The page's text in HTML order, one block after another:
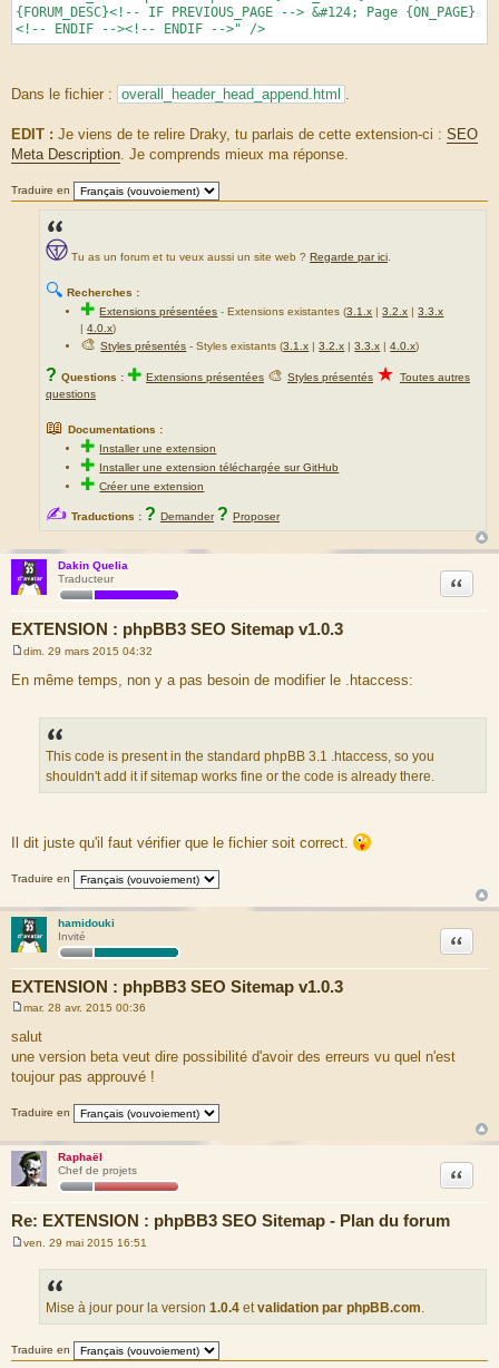
{FORUM_DESC}<!-- IF PREVIOUS_PAGE --> &#124; Page {ON_PAGE}
<!-- ENDIF --><!-- ENDIF -->" />
Dans le fichier : overall_header_head_append.html
EDIT : Je viens de te relire Draky, tu parlais de cette extension-ci : SEO
Meta Description . Je comprends mieux ma réponse.
Traduire en
Tu as un forum et tu veux aussi un site web ? Regarde par ici.
🔍 Recherches :
✚Extensions présentées -Extensions existantes (3.1.x |3.2.x |3.3.x
|4.0.x)
🎨Styles présentés - Styles existants (3.1.x |3.2.x |3.3.x |4.0.x)
? Questions : ✚ Extensions présentées 🎨 Styles présentés ★ Toutes autres
questions
📖 Documentations :
✚ Installer une extension
✚ Installer une extension téléchargée sur GitHub
✚Créer une extension
✍ Traductions : ? Demander ? Proposer
Dakin Quelia
Traducteur
EXTENSION : phpBB3 SEO Sitemap v1.0.3
Citation
s
dim. 29 mars 2015 04:32
En même temps, non y a pas besoin de modifier le .htaccess:
This code is present in the standard phpBB 3.1 .htaccess, so you
shouldn't add it if sitemap works fine or the code is already there.
Il dit juste qu'il faut vérifier que le fichier soit correct.
Traduire en
hamidouki
Invité
EXTENSION : phpBB3 SEO Sitemap v1.0.3
Citation
e
s
s
a
g
mar. 28 avr. 2015 00:36
salut
une version beta veut dire possibilité d'avoir des erreurs vu quel n'est
toujour pas approuvé !
Traduire en
Raphaël
Chef de projets
Re: EXTENSION : phpBB3 SEO Sitemap - Plan du forum
Citation
ven. 29 mai 2015 16:51
Mise à jour pour la version 1.0.4 etvalidation par phpBB.com.
Traduire en